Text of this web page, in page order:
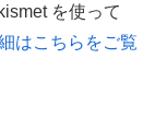
を使って
はこちらをご覧